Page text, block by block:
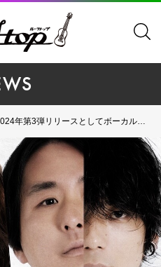
スとしてボーカル理姫のシャウトが際立つ「飾り（令和）」を配信リリース